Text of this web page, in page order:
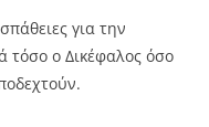
για την
τόσο ο Δικέφαλος όσο